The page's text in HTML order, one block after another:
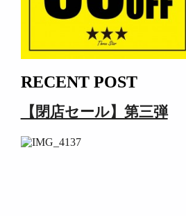
RECENT POST
【閉店セール】第三弾